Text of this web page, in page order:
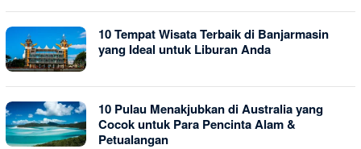
10 Tempat Wisata Terbaik di Banjarmasin
yang Ideal untuk Liburan Anda
10 Pulau Menakjubkan di Australia yang
Cocok untuk Para Pencinta Alam &
Petualangan